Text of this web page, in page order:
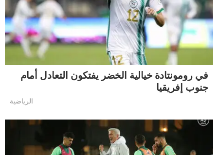
في رومونتادة خيالية الخضر يفتكون التعادل أمام
جنوب إفريقيا
الرياضية